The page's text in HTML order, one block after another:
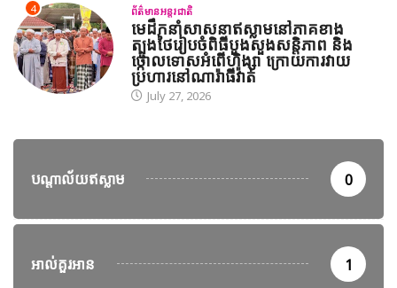
4 ព័ត៌មានអន្តរជាតិ
មេដឹកនាំសាសនាឥស្លាមនៅភាគខាង
ត្បូងថៃរៀបចំពិធីបួងសួងសន្តិភាព និង
ថ្កោលទោសអំពើហិង្សា ក្រោយការវាយ
ប្រហារនៅណារ៉ាធីវ៉ាត់
July 27, 2026
បណ្តាល័យឥស្លាម 0
អាល់គួរអាន 1